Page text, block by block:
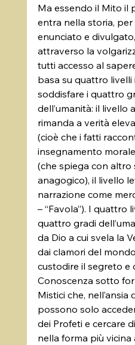
Ma essendo il Mito il
entra nella storia, per
enunciato e
attraverso la
tutti accesso al
basa su quattro
soddisfare i quattro
dell’umanità: il livello
rimanda a verità
(cioè che i fatti
insegnamento
(che spiega con altro
anagogico), il livello
narrazione come
– “Favola”). I quattro
quattro gradi
da Dio a cui svela la
dai clamori del
custodire il segreto e
Conoscenza sotto
Mistici che, nell’ansia
possono solo
dei Profeti e cercare
nella forma più